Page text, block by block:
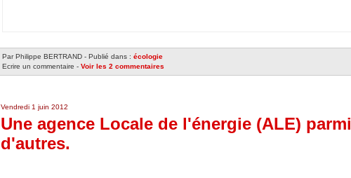
Par Philippe BERTRAND - Publié dans : écologie
Ecrire un commentaire - Voir les 2 commentaires
Vendredi 1 juin 2012
Une agence Locale de l'énergie (ALE) parmi
d'autres.